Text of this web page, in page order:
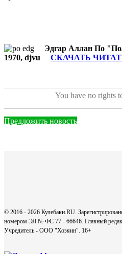
Эдгар Аллан По
1970, djvu СКАЧАТЬ
You have no rights
Предложить новость
© 2016 - 2026 Кулебаки.RU.
номером ЭЛ № ФС 77 - 66646. Главный
Учредитель - ООО "Хозяин". 16+